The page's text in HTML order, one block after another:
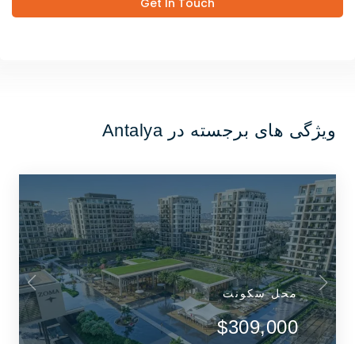
Get In Touch
ویژگی های برجسته در Antalya
محل سکونت
$309,000